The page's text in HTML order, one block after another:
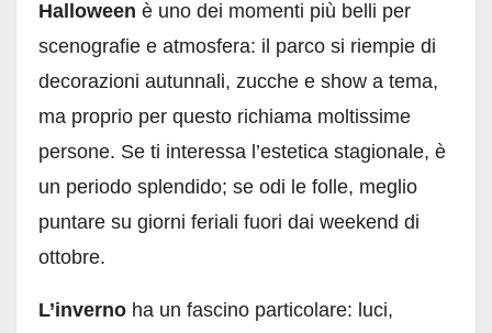
Halloween è uno dei momenti più belli per
scenografie e atmosfera: il parco si riempie di
decorazioni autunnali, zucche e show a tema,
ma proprio per questo richiama moltissime
persone. Se ti interessa l’estetica stagionale, è
un periodo splendido; se odi le folle, meglio
puntare su giorni feriali fuori dai weekend di
ottobre.
L’inverno ha un fascino particolare: luci,